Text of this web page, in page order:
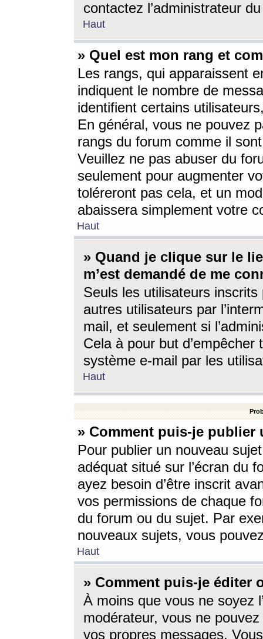
contactez l’administrateur
Haut
» Quel est mon rang et
Les rangs, qui apparaissent
indiquent le nombre de
identifient certains
En général, vous ne pouvez
rangs du forum comme il
Veuillez ne pas abuser du
seulement pour augmenter
toléreront pas cela, et un
abaissera simplement votre
Haut
» Quand je clique sur le
m’est demandé de me
Seuls les utilisateurs
autres utilisateurs par
mail, et seulement si
Cela à pour but
système e-mail par les
Haut
» Comment puis-je
Pour publier un nouveau
adéquat situé sur l’écran du
ayez besoin d’être inscrit
vos permissions de chaque
du forum ou du sujet. Par
nouveaux sujets, vous
Haut
» Comment puis-je éditer
À moins que vous ne soyez
modérateur, vous ne
vos propres messages.